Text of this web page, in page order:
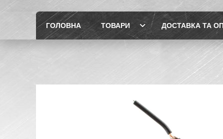
ГОЛОВНА ТОВАРИ ДОСТАВКА ТА